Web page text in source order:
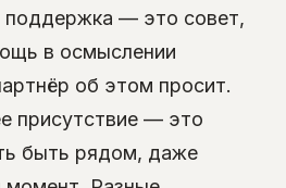
— это совет,
в осмыслении
об этом просит.
присутствие — это
быть рядом, даже